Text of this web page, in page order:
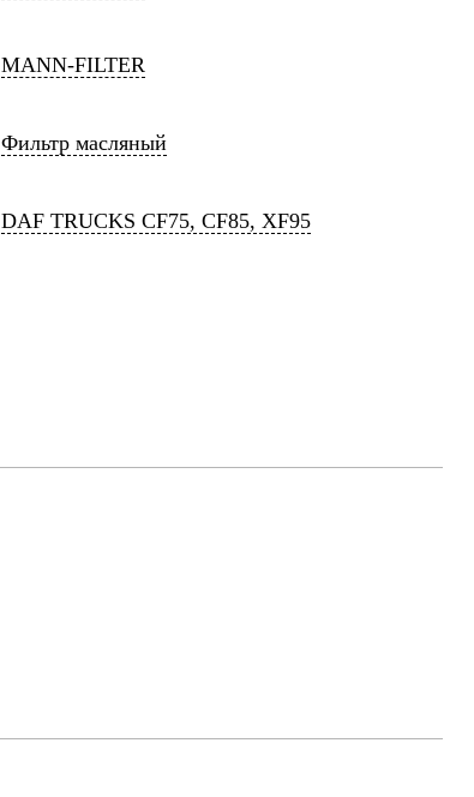
MANN-FILTER
Фильтр масляный
DAF TRUCKS CF75, CF85, XF95